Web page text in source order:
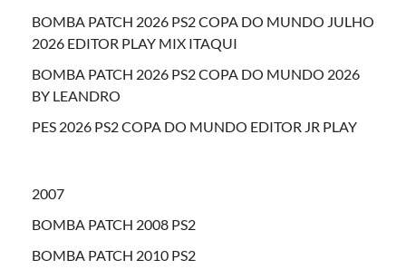
BOMBA PATCH 2026 PS2 COPA DO MUNDO JULHO
2026 EDITOR PLAY MIX ITAQUI
BOMBA PATCH 2026 PS2 COPA DO MUNDO 2026
BY LEANDRO
PES 2026 PS2 COPA DO MUNDO EDITOR JR PLAY
2007
BOMBA PATCH 2008 PS2
BOMBA PATCH 2010 PS2